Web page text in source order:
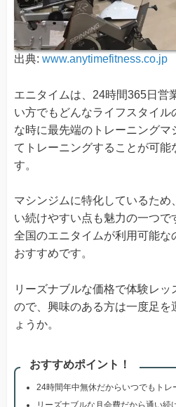
出典: www.anytimefitness.co.jp
エニタイムは、24時間365日営
い方でもどんなライフスタイル
な時に最先端のトレーニングマ
てトレーニングすることが可能
す。
マシンジムに特化しているため
い続けやすい点も魅力の一つ
全国のエニタイムが利用可能な
おすすめです。
リーズナブルな価格で体験レッ
ので、興味のある方は一度足を
ょうか。
おすすめポイント！
24時間年中無休だからいつでもトレ
リーズナブルな月会費だから通い続